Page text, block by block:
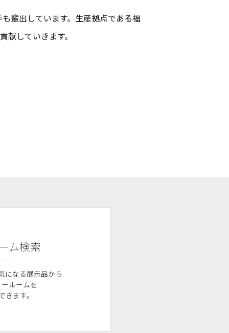
輩出しています。生産拠点である福
していきます。
ム検索
になる展示品から
ルームを
きます。